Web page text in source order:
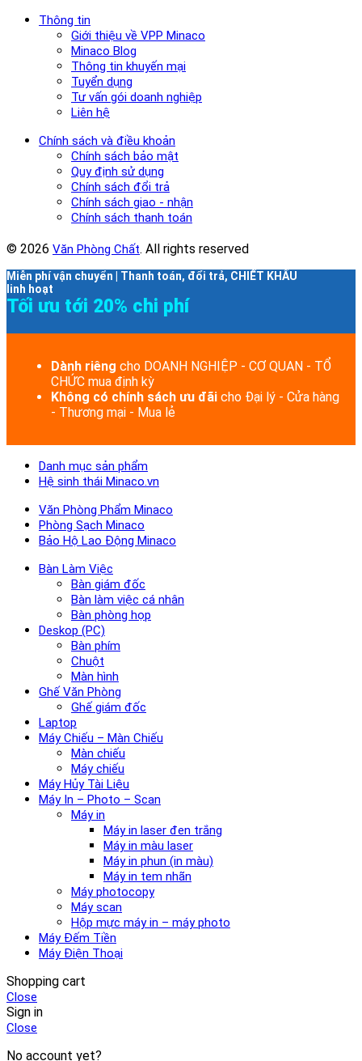
Thông tin
Giới thiệu về VPP Minaco
Minaco Blog
Thông tin khuyến mại
Tuyển dụng
Tư vấn gói doanh nghiệp
Liên hệ
Chính sách và điều khoản
Chính sách bảo mật
Quy định sử dụng
Chính sách đổi trả
Chính sách giao - nhận
Chính sách thanh toán
© 2026 Văn Phòng Chất. All rights reserved
Miễn phí vận chuyển | Thanh toán, đổi trả, CHIẾT KHẤU
linh hoạt
Tối ưu tới 20% chi phí
Dành riêng cho DOANH NGHIỆP - CƠ QUAN - TỔ
CHỨC mua định kỳ
Không có chính sách ưu đãi cho Đại lý - Cửa hàng
- Thương mại - Mua lẻ
Danh mục sản phẩm
Hệ sinh thái Minaco.vn
Văn Phòng Phẩm Minaco
Phòng Sạch Minaco
Bảo Hộ Lao Động Minaco
Bàn Làm Việc
Bàn giám đốc
Bàn làm việc cá nhân
Bàn phòng họp
Deskop (PC)
Bàn phím
Chuột
Màn hình
Ghế Văn Phòng
Ghế giám đốc
Laptop
Máy Chiếu – Màn Chiếu
Màn chiếu
Máy chiếu
Máy Hủy Tài Liệu
Máy In – Photo – Scan
Máy in
Máy in laser đen trắng
Máy in màu laser
Máy in phun (in màu)
Máy in tem nhãn
Máy photocopy
Máy scan
Hộp mực máy in – máy photo
Máy Đếm Tiền
Máy Điện Thoại
Shopping cart
Close
Sign in
Close
No account yet?